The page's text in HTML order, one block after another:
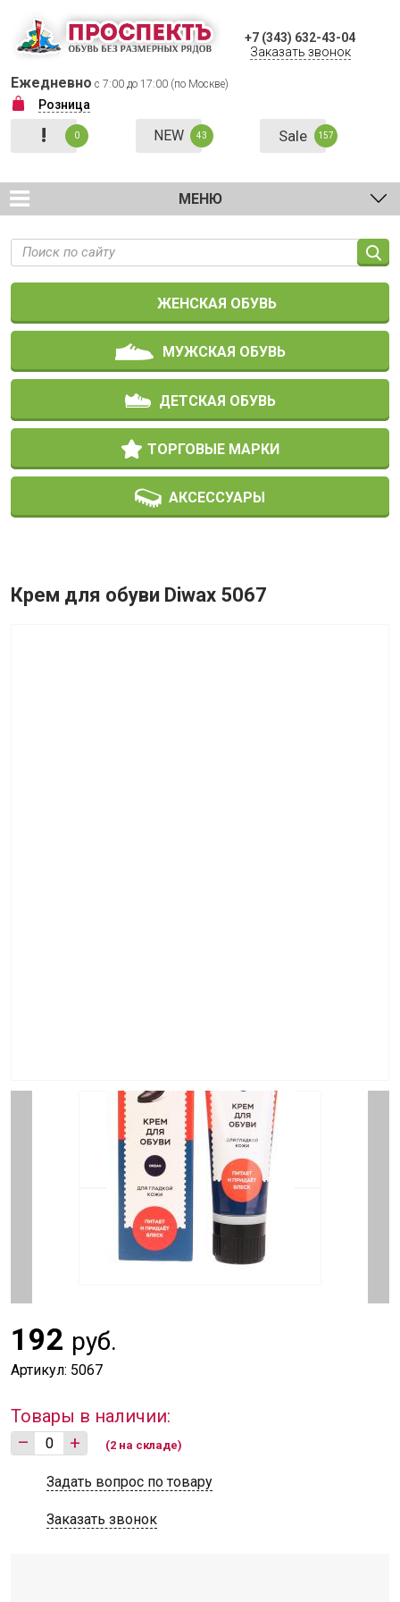
+7 (343) 632-43-04
Заказать звонок
Ежедневно с 7:00 до 17:00 (по Москве)
Розница
! 0 NEW 43 Sale 157
МЕНЮ
ЖЕНСКАЯ ОБУВЬ
МУЖСКАЯ ОБУВЬ
ДЕТСКАЯ ОБУВЬ
ТОРГОВЫЕ МАРКИ
АКСЕССУАРЫ
Крем для обуви Diwax 5067
192 руб.
Артикул: 5067
Товары в наличии:
–
+ (2 на складе)
Задать вопрос по товару
Заказать звонок